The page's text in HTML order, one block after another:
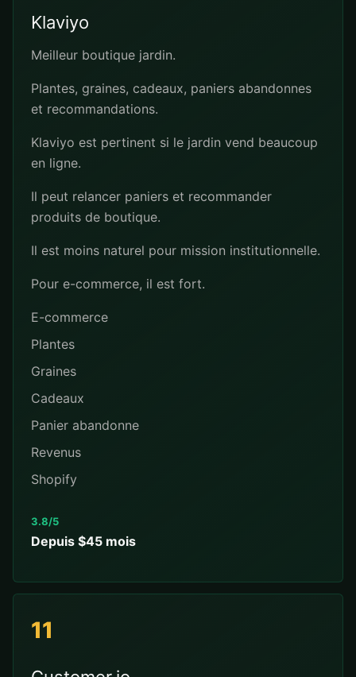
Klaviyo
Meilleur boutique jardin.
Plantes, graines, cadeaux, paniers abandonnes
et recommandations.
Klaviyo est pertinent si le jardin vend beaucoup
en ligne.
Il peut relancer paniers et recommander
produits de boutique.
Il est moins naturel pour mission institutionnelle.
Pour e-commerce, il est fort.
E-commerce
Plantes
Graines
Cadeaux
Panier abandonne
Revenus
Shopify
3.8/5
Depuis $45 mois
11